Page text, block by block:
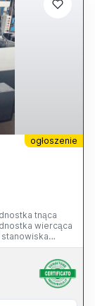
ogłoszenie
tnąca
wiercąca
stanowiska
- Regulowana
50 mm
moc napędu
1000 kg -
- Rozwijarka -